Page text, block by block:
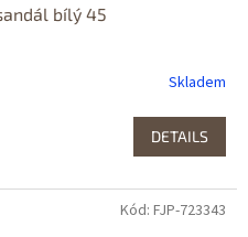
bílý 45
Skladem
DETAILS
Kód: FJP-723343